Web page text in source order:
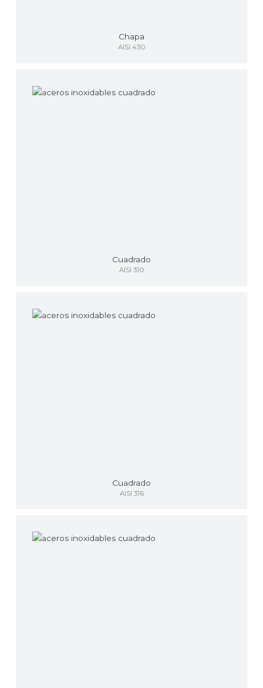
Chapa
AISI 430
Cuadrado
AISI 310
Cuadrado
AISI 316